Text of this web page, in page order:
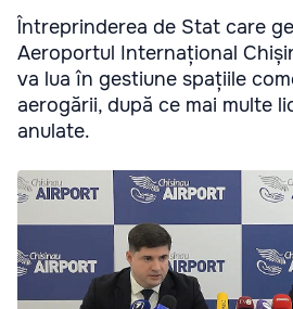
Întreprinderea de Stat care
Aeroportul Internațional
va lua în gestiune spațiile
aerogării, după ce mai multe
anulate.